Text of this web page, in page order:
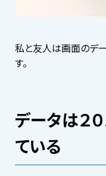
私と友人は画面のデ
す。
データは２
ている